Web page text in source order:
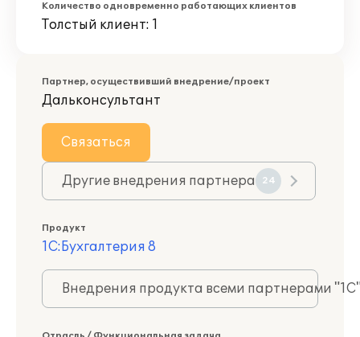
Количество одновременно работающих клиентов
Толстый клиент: 1
Партнер, осуществивший внедрение/проект
Дальконсультант
Связаться
Другие внедрения партнера 24
Продукт
1С:Бухгалтерия 8
Внедрения продукта всеми партнерами